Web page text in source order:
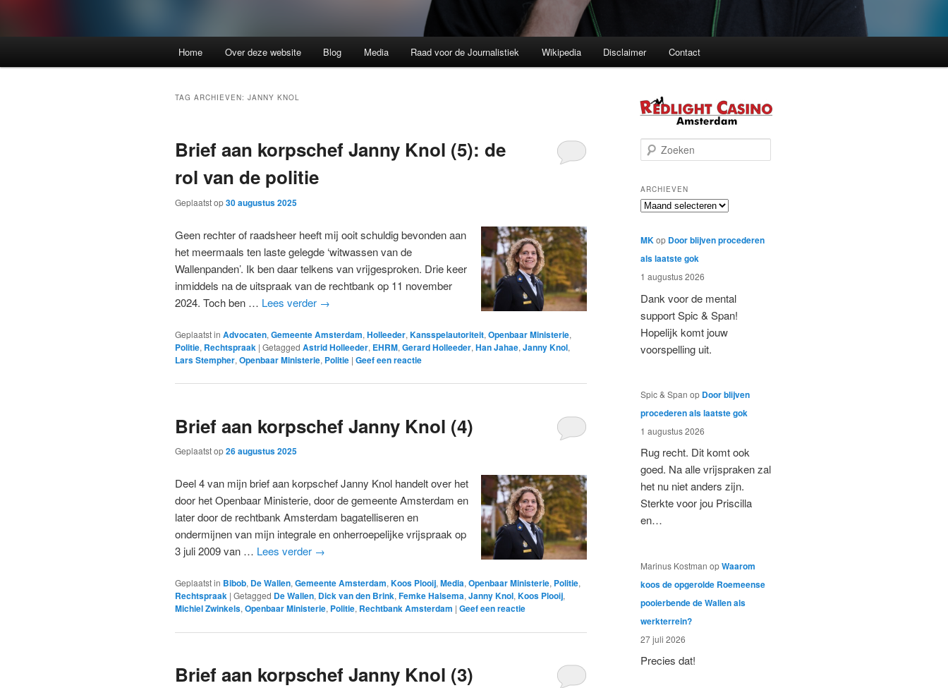
Home Over deze website Blog Media Raad voor de Journalistiek Wikipedia Disclaimer Contact
TAG ARCHIEVEN: JANNY KNOL
Brief aan korpschef Janny Knol (5): de
rol van de politie
Geplaatst op30 augustus 2025
Geen rechter of raadsheer heeft mij ooit schuldig bevonden aan
het meermaals ten laste gelegde ‘witwassen van de
Wallenpanden’. Ik ben daar telkens van vrijgesproken. Drie keer
inmiddels na de uitspraak van de rechtbank op 11 november
2024. Toch ben … Lees verder →
Geplaatst in Advocaten, Gemeente Amsterdam, Holleeder, Kansspelautoriteit, Openbaar Ministerie,
Politie, Rechtspraak | Getagged Astrid Holleeder, EHRM, Gerard Holleeder, Han Jahae, Janny Knol,
Lars Stempher, Openbaar Ministerie, Politie | Geef een reactie
Brief aan korpschef Janny Knol (4)
Geplaatst op26 augustus 2025
Deel 4 van mijn brief aan korpschef Janny Knol handelt over het
door het Openbaar Ministerie, door de gemeente Amsterdam en
later door de rechtbank Amsterdam bagatelliseren en
ondermijnen van mijn integrale en onherroepelijke vrijspraak op
3 juli 2009 van … Lees verder →
Geplaatst in Bibob, De Wallen, Gemeente Amsterdam, Koos Plooij, Media, Openbaar Ministerie, Politie,
Rechtspraak | Getagged De Wallen, Dick van den Brink, Femke Halsema, Janny Knol, Koos Plooij,
Michiel Zwinkels, Openbaar Ministerie, Politie, Rechtbank Amsterdam | Geef een reactie
Brief aan korpschef Janny Knol (3)
o
k
e
n
ARCHIEVEN
Archieven
MKop Door blijven procederen
als laatste gok
1 augustus 2026
Dank voor de mental
support Spic & Span!
Hopelijk komt jouw
voorspelling uit.
Spic & Span op Door blijven
procederen als laatste gok
1 augustus 2026
Rug recht. Dit komt ook
goed. Na alle vrijspraken zal
het nu niet anders zijn.
Sterkte voor jou Priscilla
en…
Marinus Kostman opWaarom
koos de opgerolde Roemeense
pooierbende de Wallen als
werkterrein?
27 juli 2026
Precies dat!